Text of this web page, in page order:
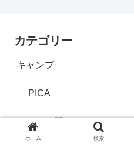
カテゴリー
キャンプ
PICA
おうち時間
ホーム 検索